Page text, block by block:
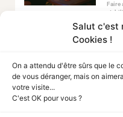
Salut c'est
Cookies !
On a attendu d'être sûrs que le
de vous déranger, mais on
votre visite...
C'est OK pour vous ?
Faire